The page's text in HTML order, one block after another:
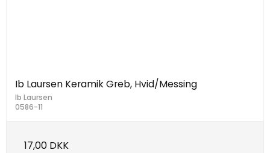
Ib Laursen Keramik Greb, Hvid/Messing
Ib Laursen
0586-11
17,00 DKK